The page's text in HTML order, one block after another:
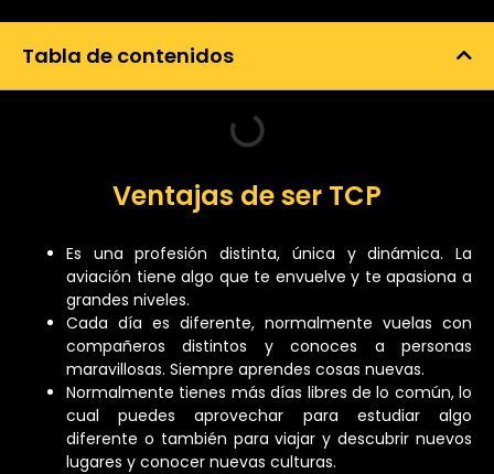
Tabla de contenidos
Ventajas de ser TCP
Es una profesión distinta, única y dinámica. La
aviación tiene algo que te envuelve y te apasiona a
grandes niveles.
Cada día es diferente, normalmente vuelas con
compañeros distintos y conoces a personas
maravillosas. Siempre aprendes cosas nuevas.
Normalmente tienes más días libres de lo común, lo
cual puedes aprovechar para estudiar algo
diferente o también para viajar y descubrir nuevos
lugares y conocer nuevas culturas.